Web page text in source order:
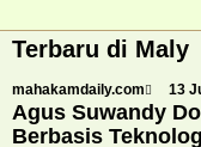
Terbaru di Maly
mahakamdaily.com 13
Agus Suwandy
Berbasis